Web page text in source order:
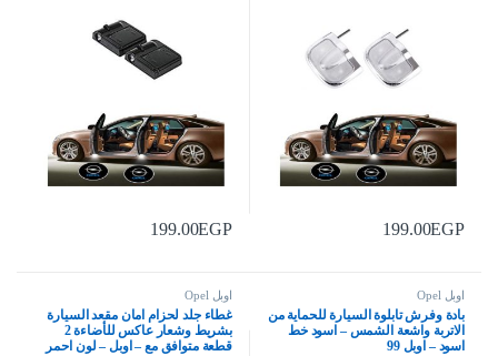
199.00EGP
199.00EGP
اوبل Opel
بادة وفرش تابلوة السيارة للحماية من
الاتربة واشعة الشمس – اسود خط
اسود – اوبل 99
اوبل Opel
غطاء جلد لحزام امان مقعد السيارة
بشريط وشعار عاكس للأضاءة 2
قطعة متوافق مع – اوبل – لون احمر